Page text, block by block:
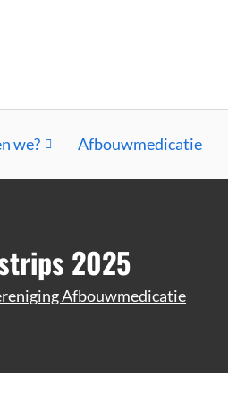
we? Afbouwmedicatie
2025
Afbouwmedicatie